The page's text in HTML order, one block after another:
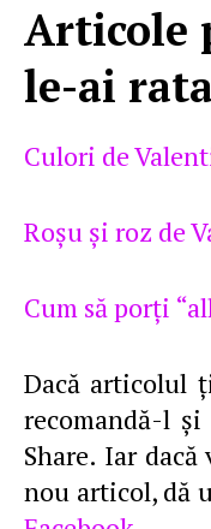
Articole
le-ai
Culori de
Roşu şi roz de
Cum să porţi
Dacă articolul
recomandă-l
Share. Iar
nou articol, dă